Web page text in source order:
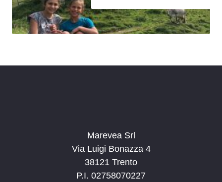
Marevea Srl
Via Luigi Bonazza 4
38121 Trento
P.I. 02758070227